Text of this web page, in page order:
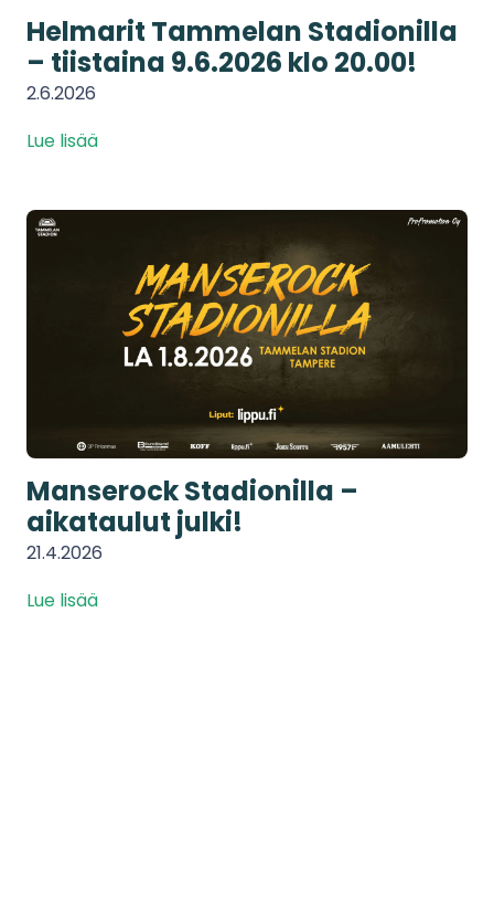
Helmarit Tammelan Stadionilla
– tiistaina 9.6.2026 klo 20.00!
2.6.2026
Lue lisää
Manserock Stadionilla –
aikataulut julki!
21.4.2026
Lue lisää